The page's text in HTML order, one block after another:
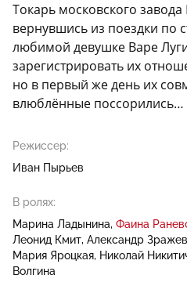
Токарь московского
вернувшись из поездки по
любимой девушке Варе
зарегистрировать их
но в первый же день их
влюблённые поссорились…
Режиссер:
Иван Пырьев
В ролях:
Марина Ладынина Фаина
Леонид Кмит Александр
Мария Яроцкая Николай
Волгина